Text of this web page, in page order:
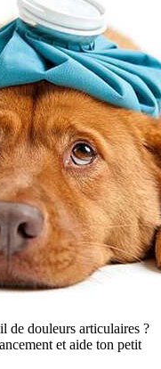
de douleurs articulaires ?
et aide ton petit